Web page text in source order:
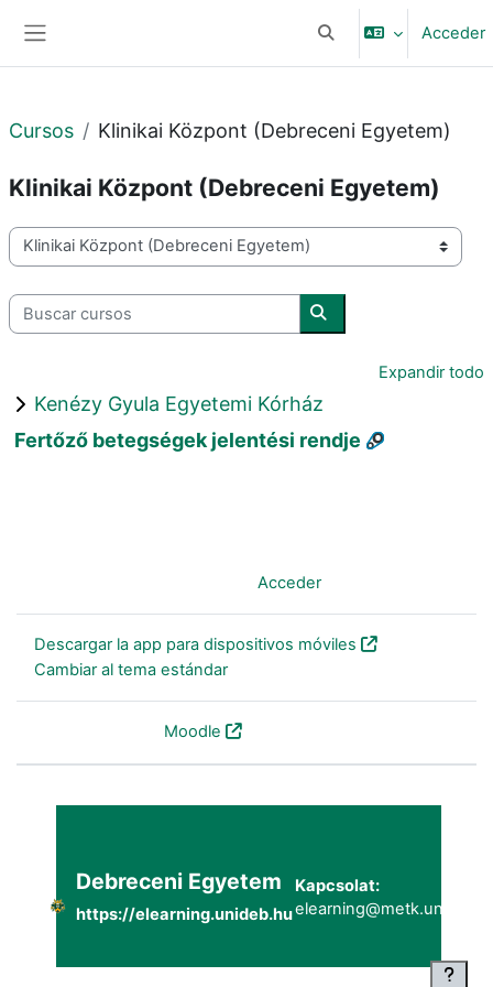
Selector de búsqueda
Acceder
Cursos Klinikai Központ (Debreceni Egyetem)
Klinikai Központ (Debreceni Egyetem)
Categorías
Buscar cursos
Buscar cursos
Expandir todo
Kenézy Gyula Egyetemi Kórház
Fertőző betegségek jelentési rendje
Acceder)
Descargar la app para dispositivos móviles
Cambiar al tema estándar
Moodle
Debreceni Egyetem
https://elearning.unideb.hu
Kapcsolat: